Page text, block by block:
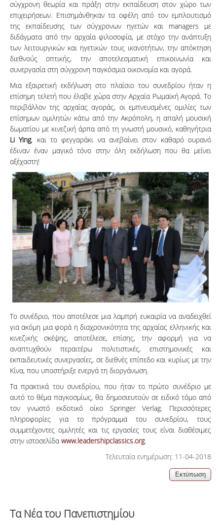
σύγχρονη θεωρία και πράξη στην εκπαίδευση στον χώρο των
επιχειρήσεων. Επισημάνθηκαν τα οφέλη από τον εμπλουτισμό
της εκπαίδευσης των σύγχρονων ηγετών και managers με
διδάγματα από την αρχαία φιλοσοφία, με στόχο την ανάπτυξη
των λειτουργικών και ηγετικών τους ικανοτήτων, την απόκτηση
διεθνούς οπτικής, την αποτελεσματική επικοινωνία και
συνεργασία στη σύγχρονη παγκόσμια οικονομία και αγορά.
Μια εξαιρετική εκδήλωση στο πλαίσιο του συνεδρίου ήταν η
επίσημη τελετή που έλαβε χώρα στην Αρχαία Ρωμαϊκή Αγορά. Το
περιβάλλον της αρχαίας αγοράς, οι εμπνευσμένες ομιλίες των
επίσημων ομιλητών κάτω από την Ακρόπολη, η απαλή μουσική
δωματίου με κινεζική άρπα από τη γνωστή μουσικό, καθηγήτρια
Li Ying, και το φεγγαράκι να ανεβαίνει στον καθαρό ουρανό
έδιναν έναν μαγικό τόνο στην όλη εκδήλωση που θα μείνει
αξέχαστη!
Το συνέδριο, που αποτέλεσε μια λαμπρή ευκαιρία να αναδειχθεί
για ακόμη μια φορά η διαχρονικότητα της αρχαίας ελληνικής και
κινεζικής σκέψης, αποτέλεσε, επίσης, την αφορμή για να
αναπτυχθούν περαιτέρω πολιτιστικές, επιστημονικές και
εκπαιδευτικές συνεργασίες, σε διεθνές επίπεδο και κυρίως με την
Κίνα, που υποστήριξε ενεργά τη διοργάνωση.
Τα πρακτικά του συνεδρίου, που ήταν το πρώτο συνέδριο με
αυτό το θέμα παγκοσμίως, θα δημοσιευτούν σε ειδικό τόμο από
τον γνωστό εκδοτικό οίκο Springer Verlag. Περισσότερες
πληροφορίες για το πρόγραμμα του συνεδρίου, τους
συμμετέχοντες ομιλητές και τις εργασίες τους είναι διαθέσιμες
στην ιστοσελίδα www.leadershipclassics.org.
Τελευταία ενημέρωση: 11-04-2018
Τα Νέα του Πανεπιστημίου